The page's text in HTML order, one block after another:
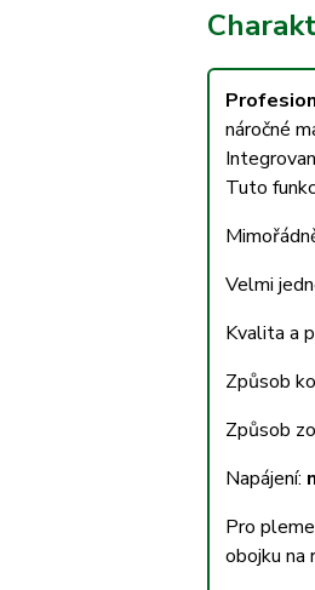
náročné
Tuto
Velmi
Kvalita a
Způsob
Způsob
Napájení:
Pro
obojku na